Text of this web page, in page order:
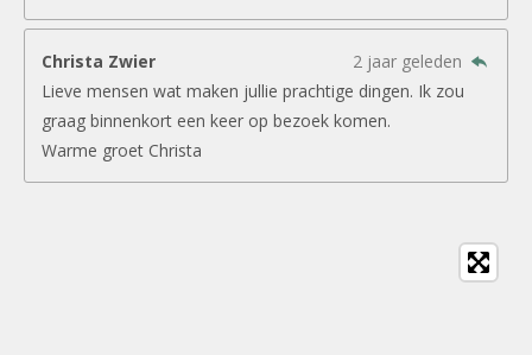
Christa Zwier
2 jaar geleden
Lieve mensen wat maken jullie prachtige dingen. Ik zou
graag binnenkort een keer op bezoek komen.
Warme groet Christa